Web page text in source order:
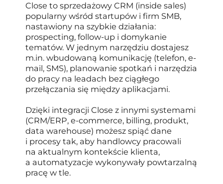
Close to sprzedażowy CRM (inside sales)
popularny wśród startupów i firm SMB,
nastawiony na szybkie działania:
prospecting, follow-up i domykanie
tematów. W jednym narzędziu dostajesz
m.in. wbudowaną komunikację (telefon, e-
mail, SMS), planowanie spotkań i narzędzia
do pracy na leadach bez ciągłego
przełączania się między aplikacjami.
Dzięki integracji Close z innymi systemami
(CRM/ERP, e-commerce, billing, produkt,
data warehouse) możesz spiąć dane
i procesy tak, aby handlowcy pracowali
na aktualnym kontekście klienta,
a automatyzacje wykonywały powtarzalną
pracę w tle.